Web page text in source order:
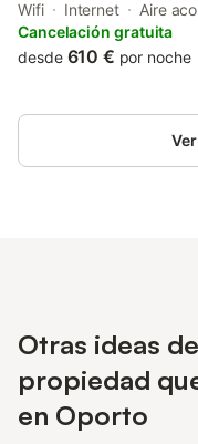
Wifi Internet
Aire
Cancelación gratuita
desde 610 € por noche
Otras ideas
propiedad
en Oporto